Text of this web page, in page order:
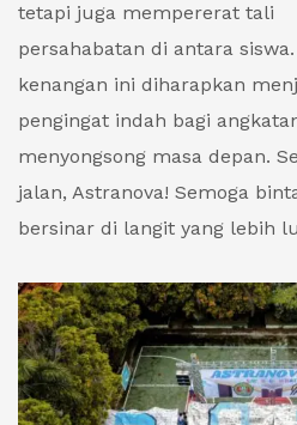
tetapi juga mempererat tali
persahabatan di antara
kenangan ini diharapkan
pengingat indah bagi
menyongsong masa depan.
jalan, Astranova! Semoga
bersinar di langit yang lebih